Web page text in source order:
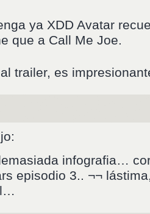
ya XDD Avatar
que a Call Me Joe.
trailer, es
infografia…
episodio 3.. ¬¬